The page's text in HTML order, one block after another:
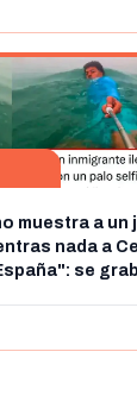
muestra a un
nada a
se